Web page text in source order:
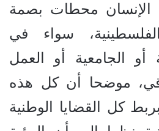
الإنسان محطات بصمة
سواء في
أو الجامعية أو العمل
موضحا أن كل هذه
كل القضايا الوطنية